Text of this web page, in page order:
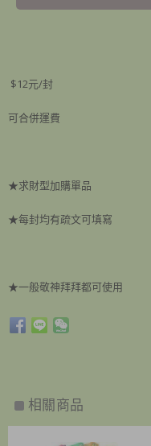
$12元/封
可合併運費
★求財型加購單品
★每封均有疏文可填寫
★一般敬神拜拜都可使用
相關商品